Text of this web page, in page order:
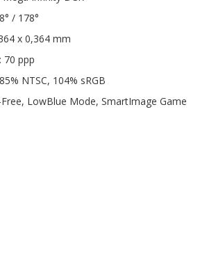
/ 178°
x 0,364 mm
70 ppp
NTSC, 104% sRGB
LowBlue Mode, SmartImage Game